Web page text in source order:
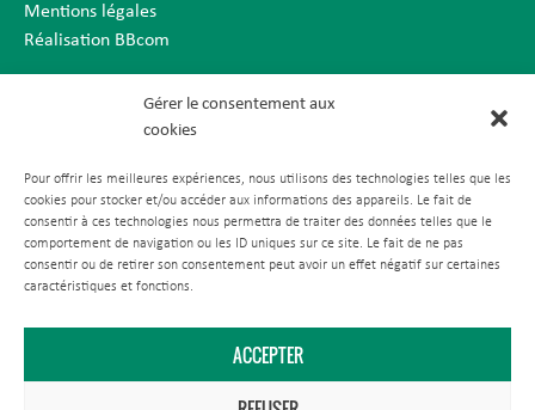
Gérer le consentement aux
cookies
Pour offrir les meilleures expériences, nous utilisons des technologies telles que les
cookies pour stocker et/ou accéder aux informations des appareils. Le fait de
consentir à ces technologies nous permettra de traiter des données telles que le
comportement de navigation ou les ID uniques sur ce site. Le fait de ne pas
consentir ou de retirer son consentement peut avoir un effet négatif sur certaines
caractéristiques et fonctions.
ACCEPTER
Mentions légales
Réalisation BBcom